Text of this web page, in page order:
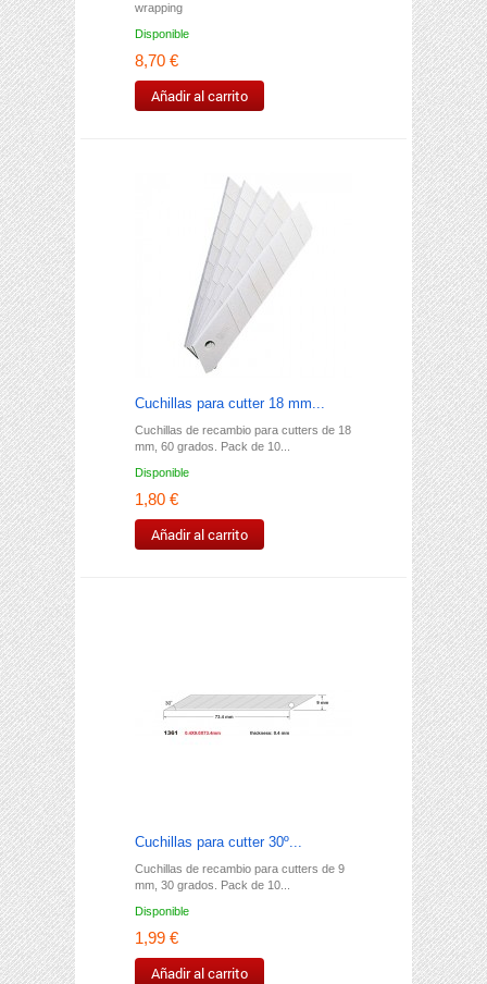
wrapping
Disponible
8,70 €
Añadir al carrito
Cuchillas para cutter 18 mm...
Cuchillas de recambio para cutters de 18
mm, 60 grados. Pack de 10...
Disponible
1,80 €
Añadir al carrito
Cuchillas para cutter 30º...
Cuchillas de recambio para cutters de 9
mm, 30 grados. Pack de 10...
Disponible
1,99 €
Añadir al carrito